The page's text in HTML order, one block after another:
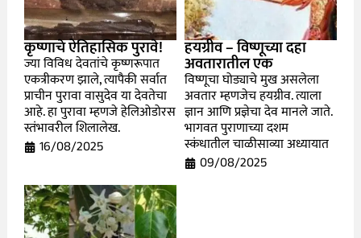
कृष्णाचे ऐतिहासिक पुरावे!
ज्या विविध देवतांचे कृष्णरूपात
एकत्रीकरण झाले, त्यापैकी सर्वात
प्राचीन पुरावा वासुदेव या देवतेचा
आहे. हा पुरावा म्हणजे हेलिओडोरस
स्तंभावरील शिलालेख.
16/08/2025
हयग्रीव – विष्णूच्या दहा
अवतारातील एक
विष्णूचा घोड्याचे मुख असलेला
अवतार म्हणजेच हयग्रीव. त्याला
ज्ञान आणि प्रज्ञेचा देव मानले जाते.
भागवत पुराणाच्या दशम
स्कंधातील चाळीसाव्या अध्यायात
09/08/2025